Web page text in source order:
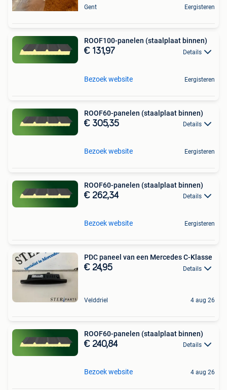
Gent Eergisteren
ROOF100-panelen (staalplaat binnen)
€ 131,97 Details
Bezoek website Eergisteren
ROOF60-panelen (staalplaat binnen)
€ 305,35 Details
Bezoek website Eergisteren
ROOF60-panelen (staalplaat binnen)
€ 262,34 Details
Bezoek website Eergisteren
PDC paneel van een Mercedes C-Klasse
€ 24,95 Details
Velddriel 4 aug 26
ROOF60-panelen (staalplaat binnen)
€ 240,84 Details
Bezoek website 4 aug 26